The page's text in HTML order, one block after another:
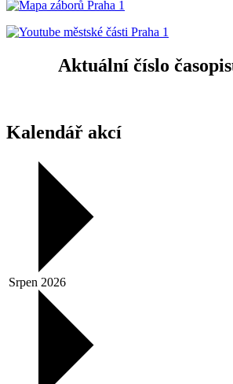
Aktuální číslo
Kalendář akcí
Srpen 2026